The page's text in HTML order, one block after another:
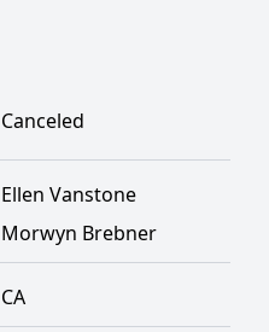
Canceled
Ellen Vanstone
Morwyn Brebner
CA